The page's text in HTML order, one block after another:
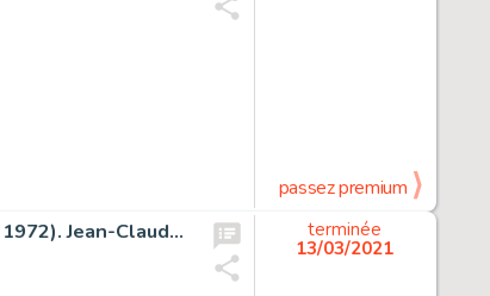
passez premium
Valérian, Le Pays Sans Etoile #3 Pleine Planche 23 (Dargaud, 1972). Jean-Claude Mézières Valérian, Le Pays Sans Etoile #3 Original Art Splash Page 23 (Dargaud, 1972).
terminée
13/03/2021